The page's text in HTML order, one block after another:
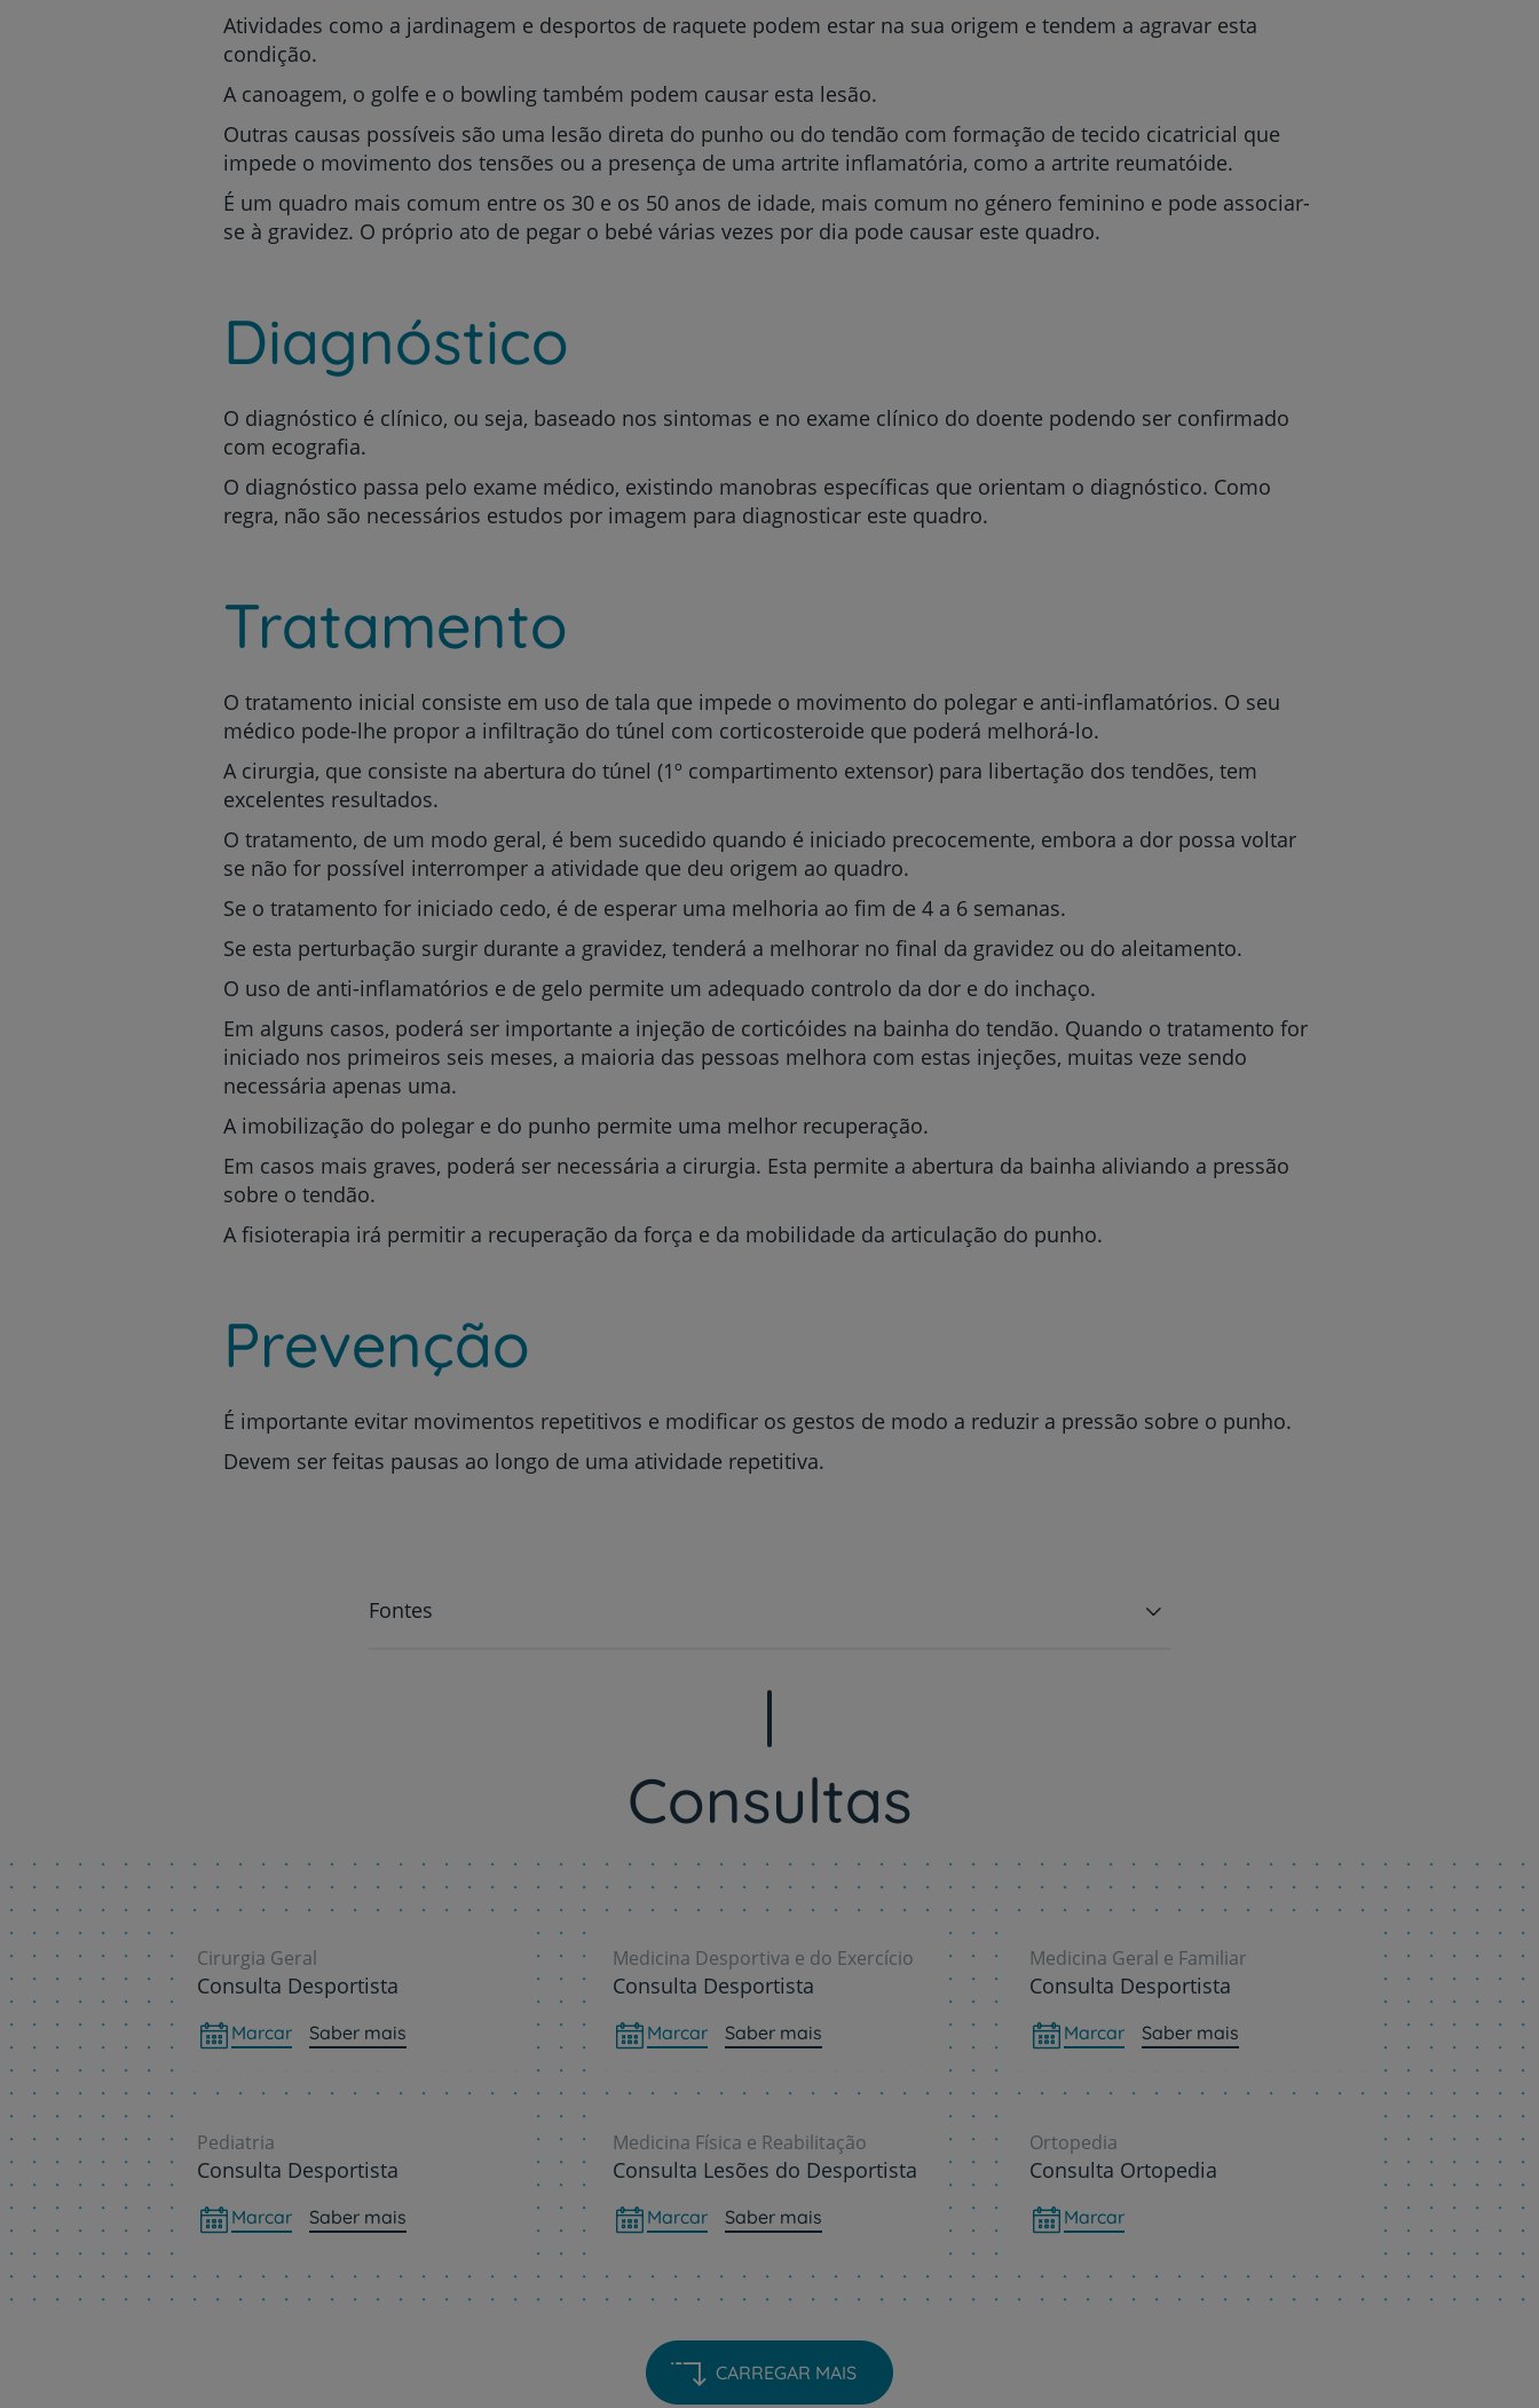
Prevenção e bem-estar
Grandes Áreas da Saúde
Serviços CUF
Plano +CUF
My CUF
Clientes e acompanhantes
CUF Academic Center
Sobre nós
Contacte-nos
Atividades como a jardinagem e desportos de raquete podem estar na sua origem e tendem a agravar esta
condição.
A canoagem, o golfe e o bowling também podem causar esta lesão.
Outras causas possíveis são uma lesão direta do punho ou do tendão com formação de tecido cicatricial que
impede o movimento dos tensões ou a presença de uma artrite inflamatória, como a artrite reumatóide.
É um quadro mais comum entre os 30 e os 50 anos de idade, mais comum no género feminino e pode associar-
se à gravidez. O próprio ato de pegar o bebé várias vezes por dia pode causar este quadro.
Diagnóstico
O diagnóstico é clínico, ou seja, baseado nos sintomas e no exame clínico do doente podendo ser confirmado
com ecografia.
O diagnóstico passa pelo exame médico, existindo manobras específicas que orientam o diagnóstico. Como
regra, não são necessários estudos por imagem para diagnosticar este quadro.
Tratamento
O tratamento inicial consiste em uso de tala que impede o movimento do polegar e anti-inflamatórios. O seu
médico pode-lhe propor a infiltração do túnel com corticosteroide que poderá melhorá-lo.
A cirurgia, que consiste na abertura do túnel (1º compartimento extensor) para libertação dos tendões, tem
excelentes resultados.
O tratamento, de um modo geral, é bem sucedido quando é iniciado precocemente, embora a dor possa voltar
se não for possível interromper a atividade que deu origem ao quadro.
Se o tratamento for iniciado cedo, é de esperar uma melhoria ao fim de 4 a 6 semanas.
Se esta perturbação surgir durante a gravidez, tenderá a melhorar no final da gravidez ou do aleitamento.
O uso de anti-inflamatórios e de gelo permite um adequado controlo da dor e do inchaço.
Em alguns casos, poderá ser importante a injeção de corticóides na bainha do tendão. Quando o tratamento for
iniciado nos primeiros seis meses, a maioria das pessoas melhora com estas injeções, muitas veze sendo
necessária apenas uma.
A imobilização do polegar e do punho permite uma melhor recuperação.
Em casos mais graves, poderá ser necessária a cirurgia. Esta permite a abertura da bainha aliviando a pressão
sobre o tendão.
A fisioterapia irá permitir a recuperação da força e da mobilidade da articulação do punho.
Prevenção
É importante evitar movimentos repetitivos e modificar os gestos de modo a reduzir a pressão sobre o punho.
Devem ser feitas pausas ao longo de uma atividade repetitiva.
Fontes
Consultas
Cirurgia Geral
Consulta Desportista
Marcar Saber mais
Medicina Desportiva e do Exercício
Consulta Desportista
Marcar Saber mais
Medicina Geral e Familiar
Consulta Desportista
Marcar Saber mais
Pediatria
Consulta Desportista
Marcar Saber mais
Medicina Física e Reabilitação
Consulta Lesões do Desportista
Marcar Saber mais
Ortopedia
Consulta Ortopedia
Marcar
CARREGAR MAIS